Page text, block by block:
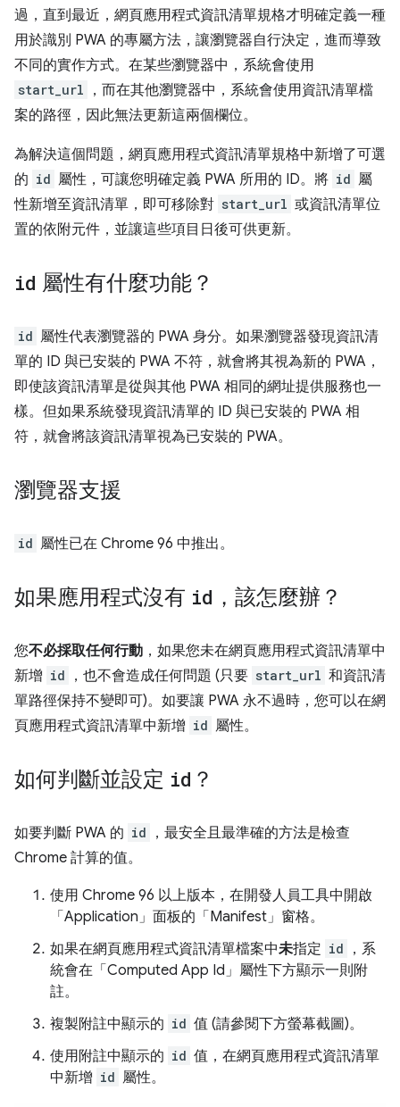
過，直到最近，網頁應用程式資訊清單規格才明確定義一種
用於識別 PWA 的專屬方法，讓瀏覽器自行決定，進而導致
不同的實作方式。在某些瀏覽器中，系統會使用
start_url
，而在其他瀏覽器中，系統會使用資訊清單檔
案的路徑，因此無法更新這兩個欄位。
為解決這個問題，網頁應用程式資訊清單規格中新增了可選
的 id 屬性，可讓您明確定義 PWA 所用的 ID。將 id 屬
性新增至資訊清單，即可移除對 start_url 或資訊清單位
置的依附元件，並讓這些項目日後可供更新。
id 屬性有什麼功能？
id 屬性代表瀏覽器的 PWA 身分。如果瀏覽器發現資訊清
單的 ID 與已安裝的 PWA 不符，就會將其視為新的 PWA，
即使該資訊清單是從與其他 PWA 相同的網址提供服務也一
樣。但如果系統發現資訊清單的 ID 與已安裝的 PWA 相
符，就會將該資訊清單視為已安裝的 PWA。
瀏覽器支援
id 屬性已在 Chrome 96 中推出。
如果應用程式沒有 id ，該怎麼辦？
您不必採取任何行動 ，如果您未在網頁應用程式資訊清單中
新增 id ，也不會造成任何問題 (只要 start_url 和資訊清
單路徑保持不變即可)。如要讓 PWA 永不過時，您可以在網
頁應用程式資訊清單中新增 id 屬性。
如何判斷並設定 id ？
如要判斷 PWA 的 id
，最安全且最準確的方法是檢查
Chrome 計算的值。
使用 Chrome 96 以上版本，在開發人員工具中開啟
「Application」 面板的「Manifest」 窗格。
如果在網頁應用程式資訊清單檔案中未指定 id
，系
統會在「Computed App Id」 屬性下方顯示一則附
註。
複製附註中顯示的 id 值 (請參閱下方螢幕截圖)。
使用附註中顯示的 id 值，在網頁應用程式資訊清單
中新增 id 屬性。